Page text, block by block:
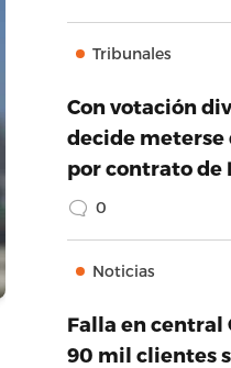
Tribunales
Con votación
decide meterse
por contrato de
0
Noticias
Falla en central
90 mil clientes